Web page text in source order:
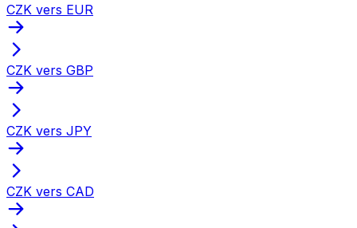
CZK vers EUR
CZK vers GBP
CZK vers JPY
CZK vers CAD